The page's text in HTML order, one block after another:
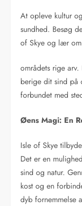
At opleve kultur
sundhed. Besøg
of Skye og lær om
områdets rige
berige dit sind
forbundet med
Øens Magi: En
Isle of Skye
Det er en
sind og natur.
kost og en
dyb fornemmelse